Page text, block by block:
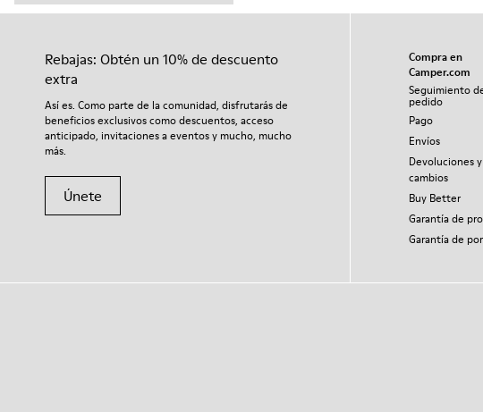
Rebajas: Obtén un 10% de descuento
extra
Así es. Como parte de la comunidad, disfrutarás de
beneficios exclusivos como descuentos, acceso
anticipado, invitaciones a eventos y mucho, mucho
más.
Únete
Compra en
Camper.com
Seguimiento
pedido
Pago
Envíos
Devoluciones y
cambios
Buy Better
Garantía de
Garantía de